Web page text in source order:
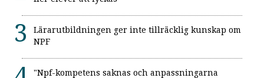
Lärarutbildningen ger inte tillräcklig kunskap om
NPF
"Npf-kompetens saknas och anpassningarna